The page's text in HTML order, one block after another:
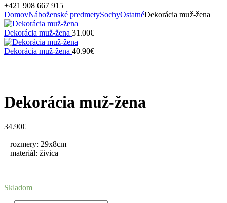
+421 908 667 915
DomovNáboženské predmetySochyOstatnéDekorácia muž-žena
Dekorácia muž-žena 31.00€
Dekorácia muž-žena 40.90€
Dekorácia muž-žena
34.90€
– rozmery: 29x8cm
– materiál: živica
Skladom